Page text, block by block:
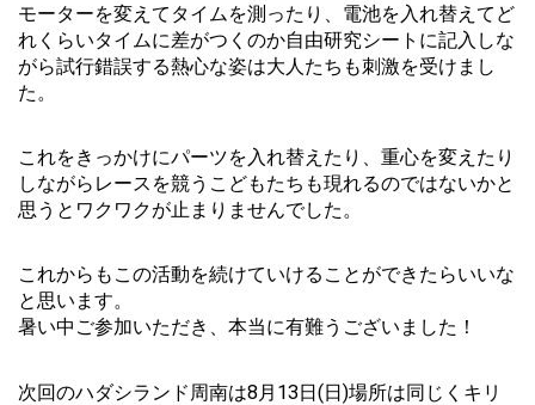
モーターを変えてタイムを測ったり、電池を入れ替えてど
れくらいタイムに差がつくのか自由研究シートに記入しな
がら試行錯誤する熱心な姿は大人たちも刺激を受けまし
た。
これをきっかけにパーツを入れ替えたり、重心を変えたり
しながらレースを競うこどもたちも現れるのではないかと
思うとワクワクが止まりませんでした。
これからもこの活動を続けていけることができたらいいな
と思います。
暑い中ご参加いただき、本当に有難うございました！
次回のハダシランド周南は8月13日(日)場所は同じくキリ